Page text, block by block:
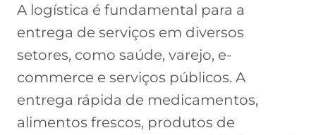
A logística é fundamental para a
entrega de serviços em diversos
setores, como saúde, varejo, e-
commerce e serviços públicos. A
entrega rápida de medicamentos,
alimentos frescos, produtos de